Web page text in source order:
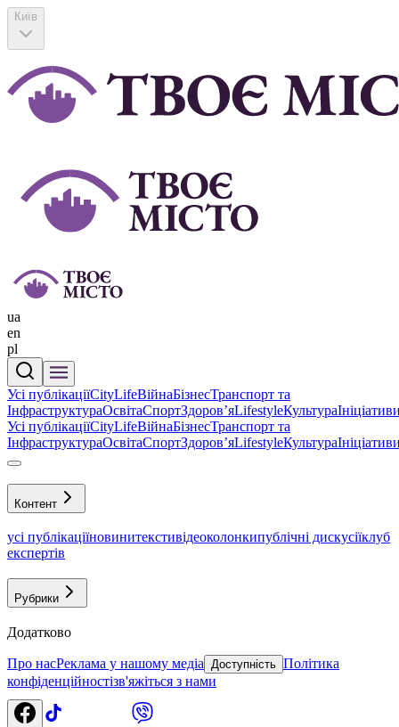
Київ
ua
en
pl
Усі публікаціїCityLifeВійнаБізнесТранспорт та
ІнфраструктураОсвітаСпортЗдоровʼяLifestyleКультура
Усі публікаціїCityLifeВійнаБізнесТранспорт та
ІнфраструктураОсвітаСпортЗдоровʼяLifestyleКультура
Контент
усі публікаціїновинитекстивідеоколонкипублічні дискусіїклуб
експертів
Рубрики
Додатково
Про насРеклама у нашому медіа Доступність Політика
конфіденційностізв'яжіться з нами